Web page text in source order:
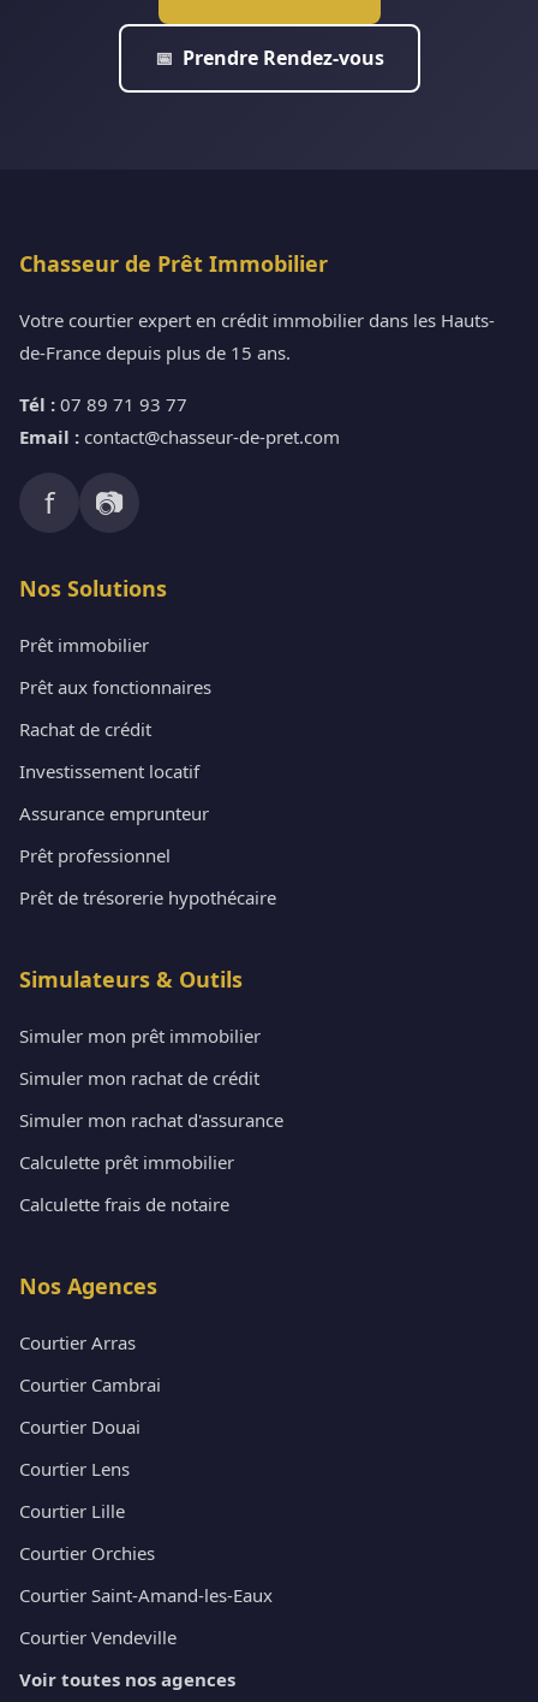
📅 Prendre Rendez-vous
Chasseur de Prêt Immobilier
Votre courtier expert en crédit immobilier dans les Hauts-
de-France depuis plus de 15 ans.
Tél : 07 89 71 93 77
Email : contact@chasseur-de-pret.com
f 📷
Nos Solutions
Prêt immobilier
Prêt aux fonctionnaires
Rachat de crédit
Investissement locatif
Assurance emprunteur
Prêt professionnel
Prêt de trésorerie hypothécaire
Simulateurs & Outils
Simuler mon prêt immobilier
Simuler mon rachat de crédit
Simuler mon rachat d'assurance
Calculette prêt immobilier
Calculette frais de notaire
Nos Agences
Courtier Arras
Courtier Cambrai
Courtier Douai
Courtier Lens
Courtier Lille
Courtier Orchies
Courtier Saint-Amand-les-Eaux
Courtier Vendeville
Voir toutes nos agences